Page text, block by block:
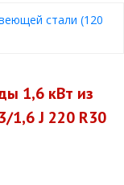
1,6 кВт из
1,6 J 220 R30